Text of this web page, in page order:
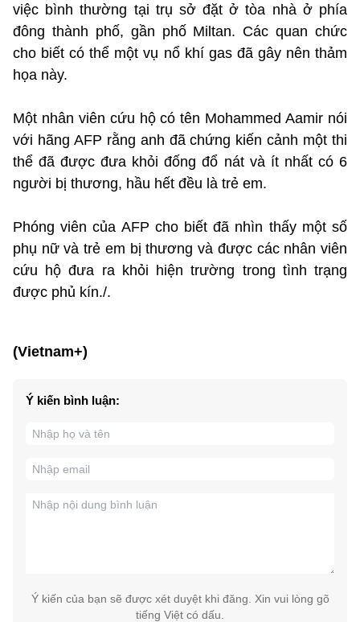
việc bình thường tại trụ sở đặt ở tòa nhà ở phía
đông thành phố, gần phố Miltan. Các quan chức
cho biết có thể một vụ nổ khí gas đã gây nên thảm
họa này.
Một nhân viên cứu hộ có tên Mohammed Aamir nói
với hãng AFP rằng anh đã chứng kiến cảnh một thi
thể đã được đưa khỏi đống đổ nát và ít nhất có 6
người bị thương, hầu hết đều là trẻ em.
Phóng viên của AFP cho biết đã nhìn thấy một số
phụ nữ và trẻ em bị thương và được các nhân viên
cứu hộ đưa ra khỏi hiện trường trong tình trạng
được phủ kín./.
(Vietnam+)
Ý kiến bình luận:
Ý kiến của bạn sẽ được xét duyệt khi đăng. Xin vui lòng gõ
tiếng Việt có dấu.